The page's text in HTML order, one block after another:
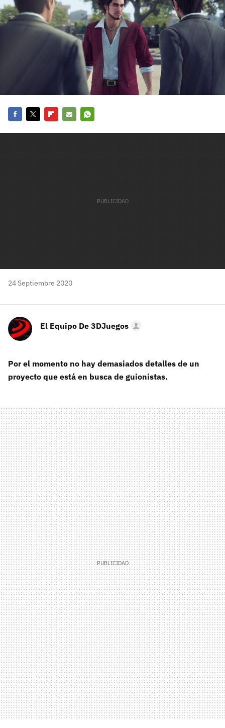
24 Septiembre 2020
El Equipo De 3DJuegos
Por el momento no hay demasiados detalles de un
proyecto que está en busca de guionistas.
¿Todavía no tienes cuenta?
Regístrate gratis
El inicio de sesión con Facebook ya no está
de 3DJuegos:
Recupera tu acceso con Facebook
carácter inicial), pero no mayúsculas, espacios, tildes
o caracteres especiales.
He leído y acepto la
politica de privacidad y
de participación
Registrarse en 3DJuegos